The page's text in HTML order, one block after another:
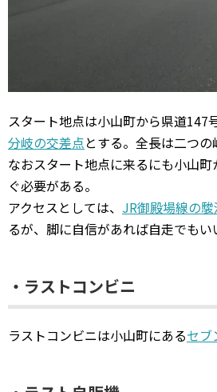
スタート地点は小山町から県道147
分岐の交差点とする。全長は二つの
なおスタート地点に来るにも小山
ぐ必要がある。
アクセスとしては、 JR御殿場線の
るが、脚に自信があれば自走でもい
・ラストコンビニ
ラストコンビニは小山町にあるセブ